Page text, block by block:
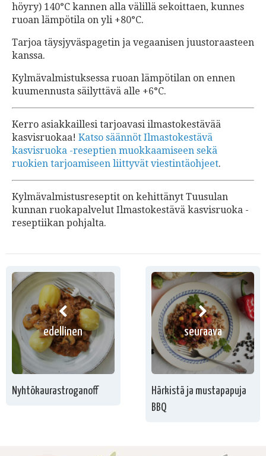
höyry) 140°C kannen alla välillä sekoittaen, kunnes
ruoan lämpötila on yli +80°C.
Tarjoa täysjyväspagetin ja vegaanisen juustoraasteen
kanssa.
Kylmävalmistuksessa ruoan lämpötilan on ennen
kuumennusta säilyttävä alle +6°C.
Kerro asiakkaillesi tarjoavasi ilmastokestävää
kasvisruokaa! Katso säännöt Ilmastokestävä
kasvisruoka -reseptien muokkaamiseen sekä
ruokien tarjoamiseen liittyvät viestintäohjeet.
Kylmävalmistusreseptit on kehittänyt Tuusulan
kunnan ruokapalvelut Ilmastokestävä kasvisruoka -
reseptiikan pohjalta.
edellinen
Nyhtökaurastroganoff
seuraava
Härkistä ja mustapapuja
BBQ